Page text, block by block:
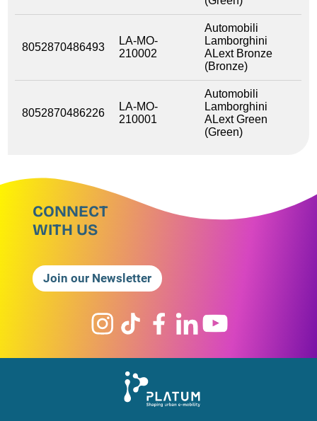
8052870486493
LA-MO-
210002
Automobili
Lamborghini
ALext Bronze
(Bronze)
8052870486226
LA-MO-
210001
Automobili
Lamborghini
ALext Green
(Green)
CONNECT
WITH US
Join our Newsletter